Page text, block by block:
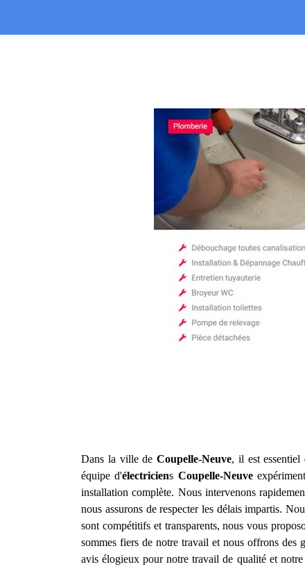
Dans la ville deCoupelle-Neuve, il est
équipe d'électriciens Coupelle-Neuve
installation complète. Nous intervenons
nous assurons de respecter les délais impartis.
sont compétitifs et transparents, nous vous
sommes fiers de notre travail et nous offrons des
avis élogieux pour notre travail de qualité et